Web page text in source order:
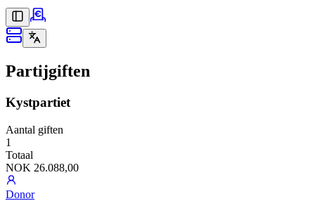
Partijgiften
Kystpartiet
Aantal giften
1
Totaal
NOK 26.088,00
Donor